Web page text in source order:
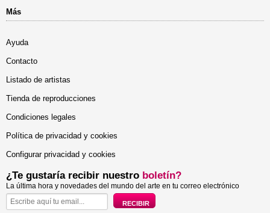
Más
Ayuda
Contacto
Listado de artistas
Tienda de reproducciones
Condiciones legales
Política de privacidad y cookies
Configurar privacidad y cookies
¿Te gustaría recibir nuestro boletín?
La última hora y novedades del mundo del arte en tu correo electrónico